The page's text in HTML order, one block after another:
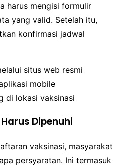
harus mengisi formulir
yang valid. Setelah itu,
konfirmasi jadwal
situs web resmi
mobile
di lokasi vaksinasi
Dipenuhi
vaksinasi, masyarakat
persyaratan. Ini termasuk